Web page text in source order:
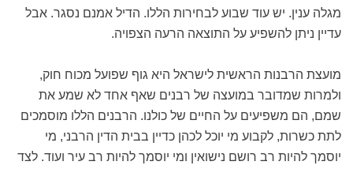
מגלה ענין. יש עוד שבוע לבחירות הללו. הדיל אמנם נסגר. אבל
עדיין ניתן להשפיע על התוצאה הרעה הצפויה.
מועצת הרבנות הראשית לישראל היא גוף שפועל מכוח חוק,
ולמרות שמדובר במועצה של רבנים שאף אחד לא שמע את
שמם, הם משפיעים על החיים של כולנו. הרבנים הללו מוסמכים
לתת כשרות, לקבוע מי יוכל לכהן כדיין בבית הדין הרבני, מי
יוסמך להיות רב רושם נישואין ומי יוסמך להיות רב עיר ועוד. לצד